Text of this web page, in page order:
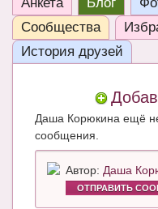
ЧАТ
КНИГИ
ПСИХОЛОГИЯ
ЗДОРОВЬЕ
МОДА И КРАСОТА
Сообщества
История друзей
Даша Корюкина ещё
сообщения.
Автор: Даша
ОТПРАВИТЬ